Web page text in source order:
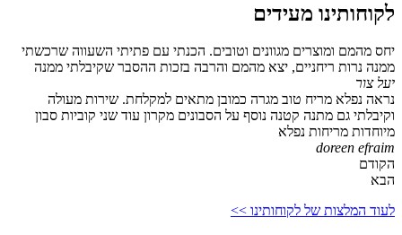
לקוחותינו מעידים
יחס מהמם ומוצרים מגוונים וטובים. הכנתי עם פתיתי השעווה שרכשתי
ממנה נרות ריחניים, יצא מהמם והרבה בזכות ההסבר שקיבלתי ממנה
יעל צור
נראה נפלא מריח טוב מגרה כמובן מתאים למקלחת. שירות מעולה
וקיבלתי גם מתנה קטנה נוסף על הסבונים מקרון עוד שני קוביות סבון
מיוחדות מריחות נפלא
doreen efraim
הקודם
הבא
לעוד המלצות של לקוחותינו >>